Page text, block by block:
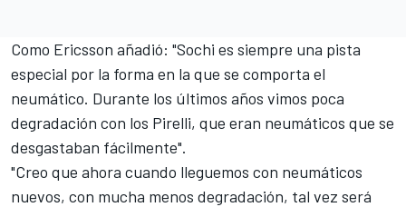
Como Ericsson añadió: "Sochi es siempre una pista
especial por la forma en la que se comporta el
neumático. Durante los últimos años vimos poca
degradación con los Pirelli, que eran neumáticos que se
desgastaban fácilmente".
"Creo que ahora cuando lleguemos con neumáticos
nuevos, con mucha menos degradación, tal vez será